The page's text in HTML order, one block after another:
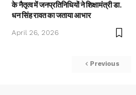
के नैतृत्व में जनप्रतिनिधियों ने शिक्षामंत्री डा.
धन सिंह रावत का जताया आभार
April 26, 2026
Previous